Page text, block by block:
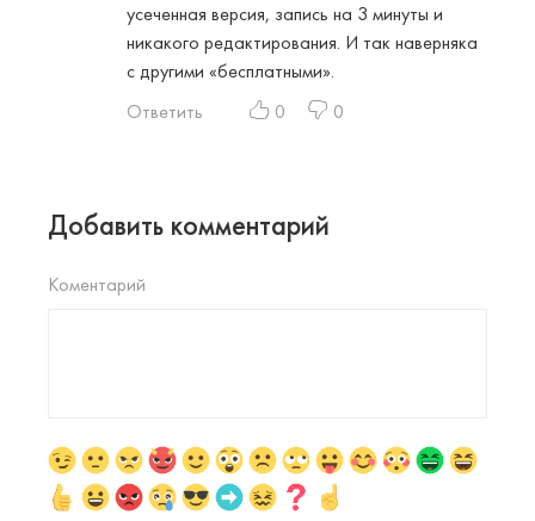
усеченная версия, запись на 3 минуты и
никакого редактирования. И так наверняка
с другими «бесплатными».
Ответить
0 0
Добавить комментарий
Коментарий